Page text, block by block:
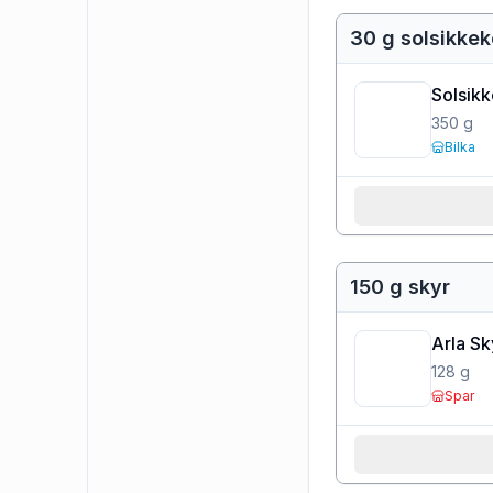
30 g
350 g
Bilka
150 g skyr
Arla
128 g
Spar